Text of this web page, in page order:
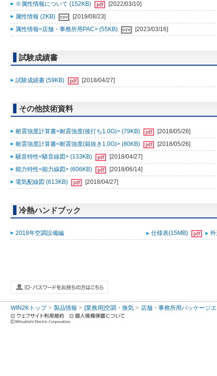
※属性情報について (152KB)
[2022/03/10]
属性情報 (2KB)
[2019/08/23]
属性情報<店舗・事務所用PAC> (55KB)
[2023/03/16]
試験成績書
試験成績書 (59KB) [2018/04/27]
その他技術資料
耐震強度計算書<耐震強度(後打ち1.0G)> (79KB)
[2018/05/26]
耐震強度計算書<耐震強度(箱抜き1.0G)> (80KB)
[2018/05/26]
騒音特性<騒音線図> (133KB)
[2018/04/27]
能力特性<能力線図> (606KB)
[2018/06/14]
電気配線図 (613KB)
[2018/04/27]
冷熱ハンドブック
2018年空調設備編 仕様表(15MB)
WIN2Kトップ 製品情報 [業務用]空調・換気 店舗・事務所用パッケージ